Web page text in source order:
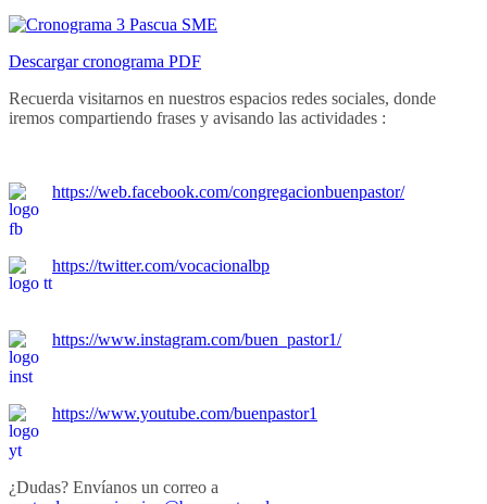
Descargar cronograma PDF
Recuerda visitarnos en nuestros espacios redes sociales, donde
iremos compartiendo frases y avisando las actividades :
https://web.facebook.com/congregacionbuenpastor/
https://twitter.com/vocacionalbp
https://www.instagram.com/buen_pastor1/
https://www.youtube.com/buenpastor1
¿Dudas? Envíanos un correo a